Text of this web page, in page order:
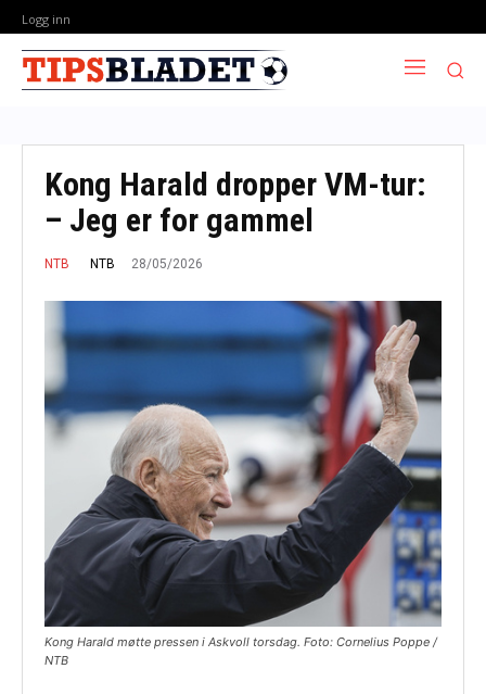
Logg inn
Kong Harald dropper VM-tur:
– Jeg er for gammel
NTB NTB 28/05/2026
Kong Harald møtte pressen i Askvoll torsdag. Foto: Cornelius Poppe /
NTB